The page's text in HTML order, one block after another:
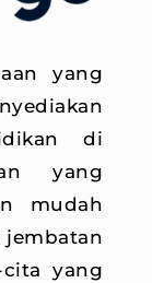
yang
di
yang
mudah
jembatan
yang